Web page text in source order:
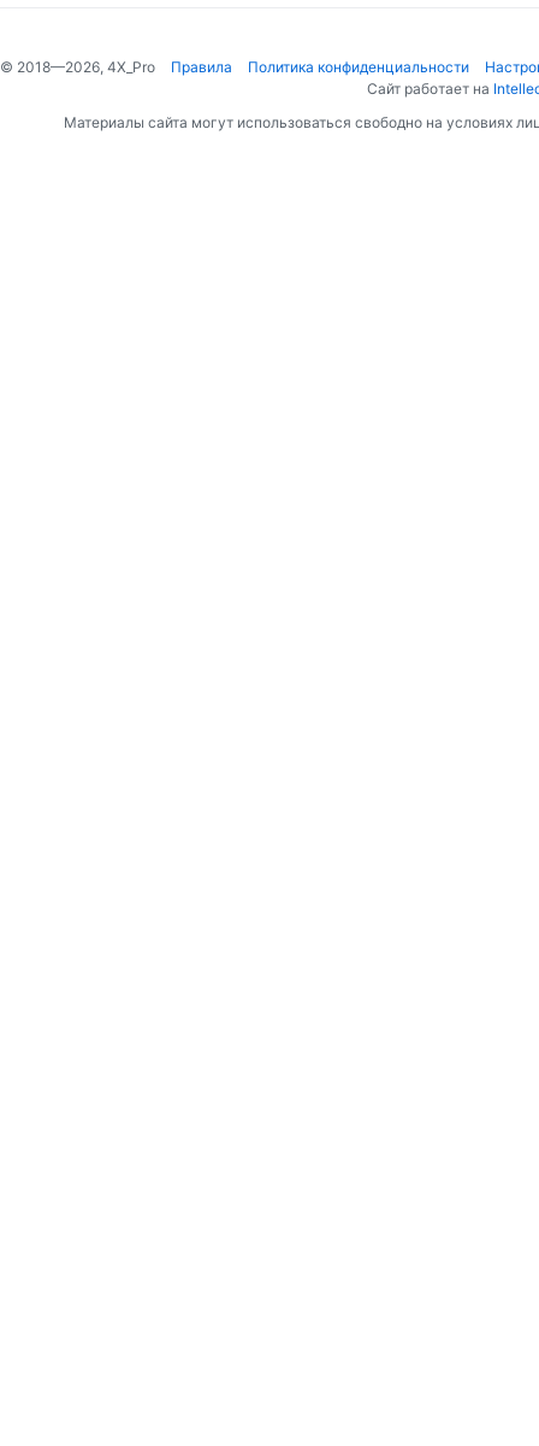
© 2018—2026, 4X_Pro Правила Политика конфиденциальности
Сайт работает на
Материалы сайта могут использоваться свободно на условиях